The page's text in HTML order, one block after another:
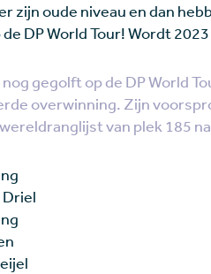
zijn oude niveau en dan
DP World Tour! Wordt
gegolft op de DP World
overwinning. Zijn
van plek 185
Driel